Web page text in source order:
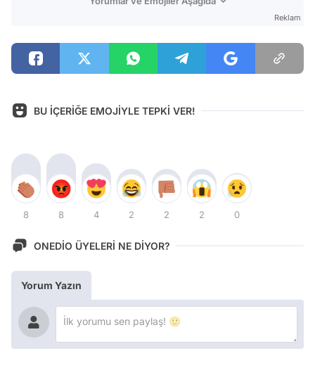
Reklam
BU İÇERİĞE EMOJİYLE TEPKİ VER!
8 8 4 2 2 2 0
ONEDİO ÜYELERİ NE DİYOR?
Yorum Yazın